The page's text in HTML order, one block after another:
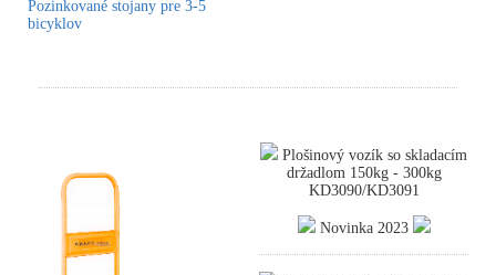
Pozinkované stojany pre 3-5
bicyklov
Plošinový vozík so skladacím
držadlom 150kg - 300kg
KD3090/KD3091
Novinka 2023